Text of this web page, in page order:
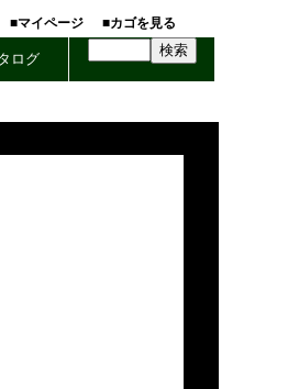
■マイページ ■カゴを見る
ログ